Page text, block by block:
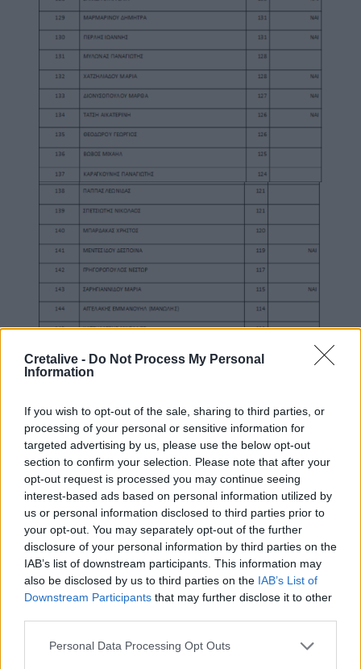
Cretalive - Do Not Process My Personal
Information
If you wish to opt-out of the sale, sharing to third parties, or
processing of your personal or sensitive information for
targeted advertising by us, please use the below opt-out
section to confirm your selection. Please note that after your
opt-out request is processed you may continue seeing
interest-based ads based on personal information utilized by
us or personal information disclosed to third parties prior to
your opt-out. You may separately opt-out of the further
disclosure of your personal information by third parties on the
IAB’s list of downstream participants. This information may
also be disclosed by us to third parties on the IAB’s List of
Downstream Participants that may further disclose it to other
Personal Data Processing Opt Outs